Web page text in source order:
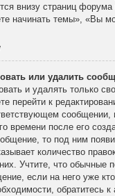
внизу страниц форума
начинать темы», «Вы
или удалить
и удалять только
перейти к
сообщении,
времени после его
то под ним
количество
Учтите, что обычные
если на него уже
обратитесь к